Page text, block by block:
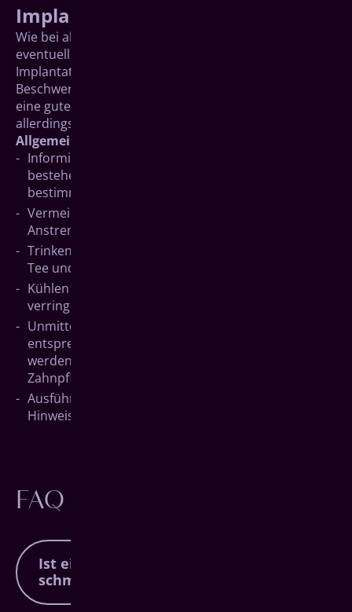
Implantation
Wie bei allen Eingriffen, können am ersten und
eventuell in den nächsten Tagen nach der
Implantation Schwellungen oder andere
Beschwerden nicht ausgeschlossen werden. Durch
eine gute Vor- und Nachsorge können diese
allerdings meist deutlich vermindert werden.
Allgemeine Hinweise:
Informieren Sie uns gegebenenfalls vorher über
bestehende Erkrankungen und darüber, ob Sie
bestimmte Medikamente einnehmen.
Vermeiden Sie größere Hitze und körperliche
Anstrengung.
Trinken Sie keinen Kaffee, Alkohol oder schwarzen
Tee und rauchen Sie nicht.
Kühlen Sie die Stelle, um Schwellungen zu
verringern bzw. zu vermeiden.
Unmittelbar nach der Implantation sollte der
entsprechende Teil des Kiefers nicht belastet
werden. Das gilt für das Essen ebenso wie für die
Zahnpflege.
Ausführliche und individuell auf Sie abgestimmte
Hinweise dazu erhalten Sie in unserer Praxis.
FAQ
Ist eine Implantatbehandlung
schmerzhaft?